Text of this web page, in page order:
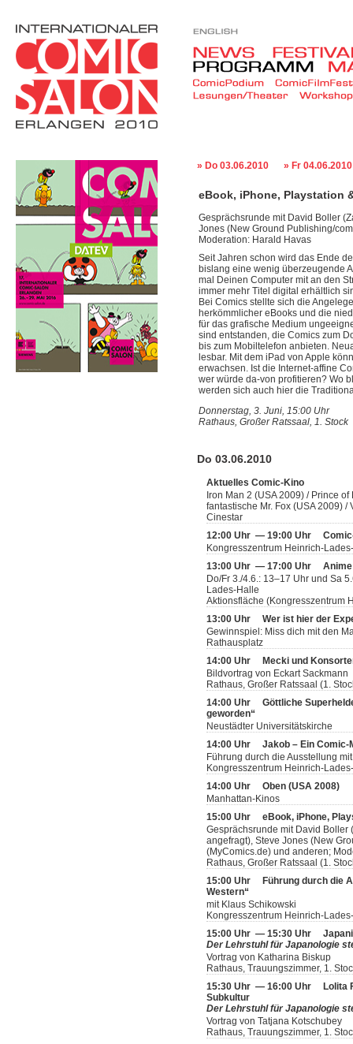
» Do 03.06.2010 » Fr 04.06.2010
eBook, iPhone, Playstation
Gesprächsrunde mit David Boller
Jones (New Ground Publishing/
Moderation: Harald Havas
Seit Jahren schon wird das Ende
bislang eine wenig überzeugende
mal Deinen Computer mit an den
immer mehr Titel digital erhältlich
Bei Comics stellte sich die
herkömmlicher eBooks und die
für das grafische Medium
sind entstanden, die Comics zum
bis zum Mobiltelefon anbieten.
lesbar. Mit dem iPad von Apple
erwachsen. Ist die Internet-affine
wer würde da-von profitieren? Wo
werden sich auch hier die
Donnerstag, 3. Juni, 15:00 Uhr
Rathaus, Großer Ratssaal, 1. Stock
Do 03.06.2010
Aktuelles Comic-Kino
Iron Man 2 (USA 2009) / Prince
fantastische Mr. Fox (USA 2009)
Cinestar
12:00 Uhr — 19:00 Uhr
Kongresszentrum Heinrich-
13:00 Uhr — 17:00 Uhr
Do/Fr 3./4.6.: 13–17 Uhr und Sa
Lades-Halle
Aktionsfläche (Kongresszentrum
13:00 Uhr Wer ist hier der
Gewinnspiel: Miss dich mit den
Rathausplatz
14:00 Uhr
Mecki und
Bildvortrag von Eckart Sackmann
Rathaus, Großer Ratssaal (1.
14:00 Uhr Göttliche
geworden“
Neustädter Universitätskirche
14:00 Uhr Jakob – Ein Comic-
Führung durch die Ausstellung
Kongresszentrum Heinrich-
14:00 Uhr Oben (USA 2008)
Manhattan-Kinos
15:00 Uhr eBook, iPhone,
Gesprächsrunde mit David Boller
angefragt), Steve Jones (New
(MyComics.de) und anderen;
Rathaus, Großer Ratssaal (1.
15:00 Uhr
Führung durch die
Western“
mit Klaus Schikowski
Kongresszentrum Heinrich-
15:00 Uhr — 15:30 Uhr
Der Lehrstuhl für Japanologie
Vortrag von Katharina Biskup
Rathaus, Trauungszimmer, 1.
15:30 Uhr — 16:00 Uhr
Lolita
Subkultur
Der Lehrstuhl für Japanologie
Vortrag von Tatjana Kotschubey
Rathaus, Trauungszimmer, 1.